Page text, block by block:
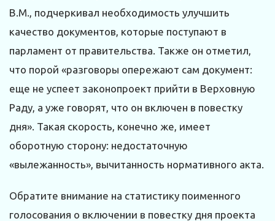
В.М., подчеркивал необходимость улучшить
качество документов, которые поступают в
парламент от правительства. Также он отметил,
что порой «разговоры опережают сам документ:
еще не успеет законопроект прийти в Верховную
Раду, а уже говорят, что он включен в повестку
дня». Такая скорость, конечно же, имеет
оборотную сторону: недостаточную
«вылежанность», вычитанность нормативного акта.
Обратите внимание на статистику поименного
голосования о включении в повестку дня проекта